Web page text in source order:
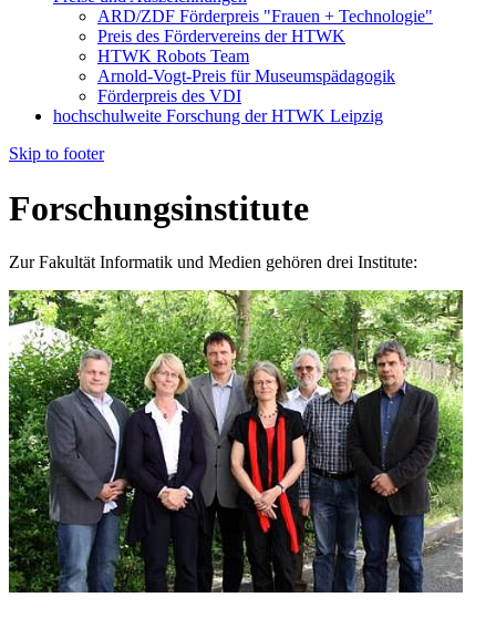
ARD/ZDF Förderpreis "Frauen + Technologie"
Preis des Fördervereins der HTWK
HTWK Robots Team
Arnold-Vogt-Preis für Museumspädagogik
Förderpreis des VDI
hochschulweite Forschung der HTWK Leipzig
Skip to footer
Forschungsinstitute
Zur Fakultät Informatik und Medien gehören drei Institute: